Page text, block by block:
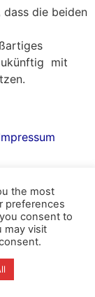
die beiden
mit
the most
preferences
consent to
may visit